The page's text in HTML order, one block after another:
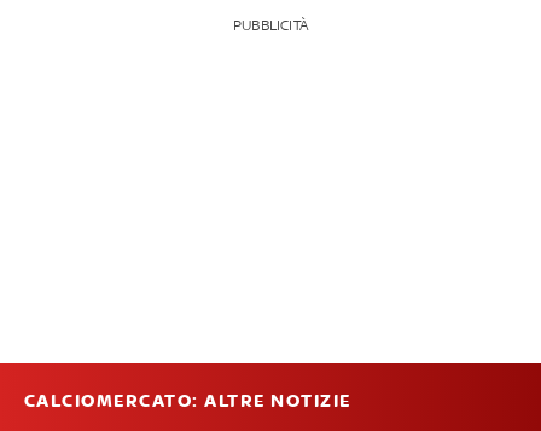
PUBBLICITÀ
CALCIOMERCATO: ALTRE NOTIZIE